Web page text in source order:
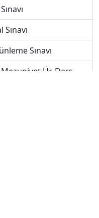
Sınavı
Üç Ders